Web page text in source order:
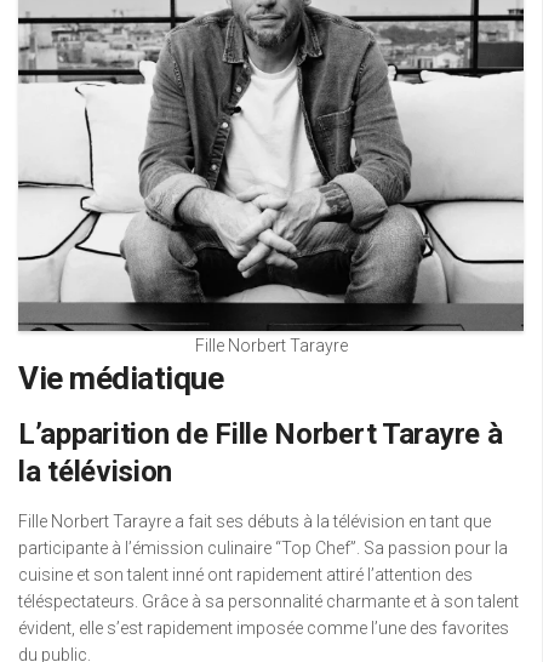
Fille Norbert Tarayre
Vie médiatique
L’apparition de Fille Norbert Tarayre à
la télévision
Fille Norbert Tarayre a fait ses débuts à la télévision en tant que
participante à l’émission culinaire “Top Chef”. Sa passion pour la
cuisine et son talent inné ont rapidement attiré l’attention des
téléspectateurs. Grâce à sa personnalité charmante et à son talent
évident, elle s’est rapidement imposée comme l’une des favorites
du public.